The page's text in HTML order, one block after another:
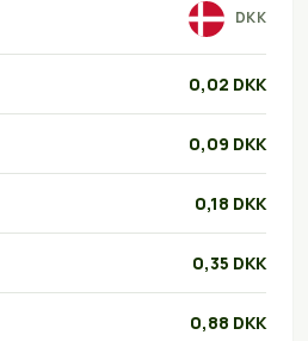
DKK
0,02 DKK
0,09 DKK
0,18 DKK
0,35 DKK
0,88 DKK